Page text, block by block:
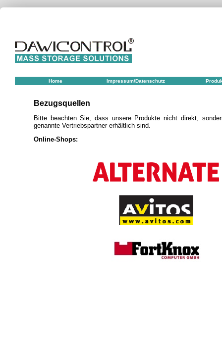
Home Impressum/Datenschutz
Bezugsquellen
Bitte beachten Sie, dass unsere Produkte nicht direkt,
genannte Vertriebspartner erhältlich sind.
Online-Shops: